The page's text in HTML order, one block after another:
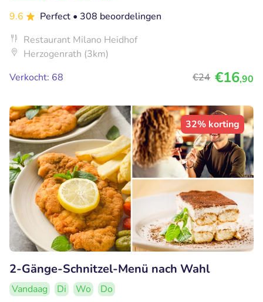
9.6
Perfect • 308 beoordelingen
Restaurant Milano Heidhof
Herzogenrath (3km)
Verkocht: 68
€24 €16,90
32% korting
2-Gänge-Schnitzel-Menü nach Wahl
Vandaag Di Wo Do